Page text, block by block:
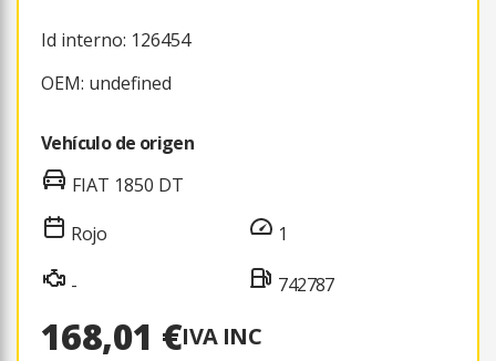
Id interno: 126454
OEM: undefined
Vehículo de origen
FIAT 1850 DT
Rojo
-
1
742787
168,01 €IVA INC